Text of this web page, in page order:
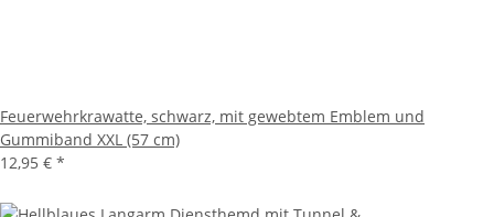
Feuerwehrkrawatte, schwarz, mit gewebtem Emblem und
Gummiband XXL (57 cm)
12,95 € *